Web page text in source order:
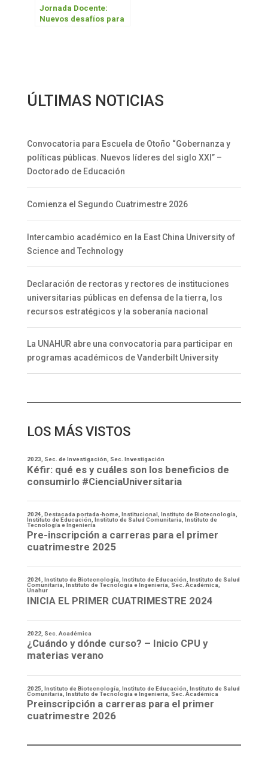
Jornada Docente:
Nuevos desafíos para
ÚLTIMAS NOTICIAS
Convocatoria para Escuela de Otoño “Gobernanza y
políticas públicas. Nuevos líderes del siglo XXI” –
Doctorado de Educación
Comienza el Segundo Cuatrimestre 2026
Intercambio académico en la East China University of
Science and Technology
Declaración de rectoras y rectores de instituciones
universitarias públicas en defensa de la tierra, los
recursos estratégicos y la soberanía nacional
La UNAHUR abre una convocatoria para participar en
programas académicos de Vanderbilt University
LOS MÁS VISTOS